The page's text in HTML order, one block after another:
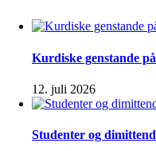
Kurdiske genstande
12. juli 2026
Studenter og